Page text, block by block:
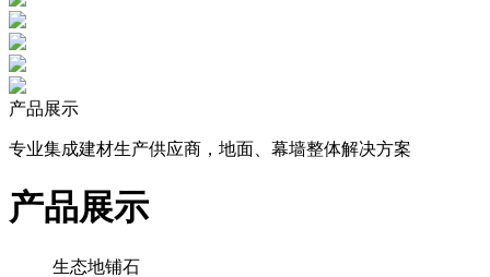
产品展示
专业集成建材生产供应商，地面、幕墙整体解决方案
产品展示
生态地铺石